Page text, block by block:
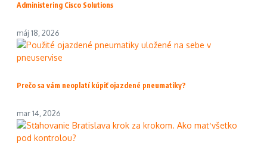
Administering Cisco Solutions
máj 18, 2026
Prečo sa vám neoplatí kúpiť ojazdené pneumatiky?
mar 14, 2026